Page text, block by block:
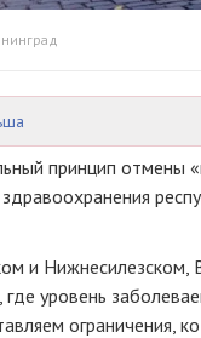
принцип отмены
и Нижнесилезском,
уровень
ограничения,